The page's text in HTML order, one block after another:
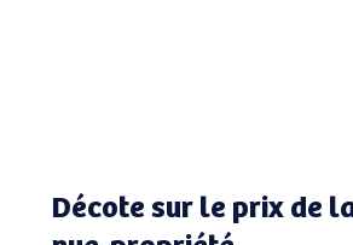
Décote sur le prix de